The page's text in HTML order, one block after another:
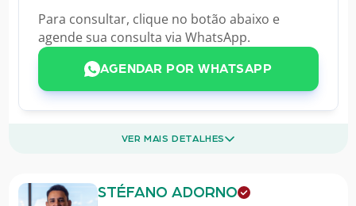
Para consultar, clique no botão abaixo e
agende sua consulta via WhatsApp.
AGENDAR POR WHATSAPP
VER MAIS DETALHES
STÉFANO ADORNO